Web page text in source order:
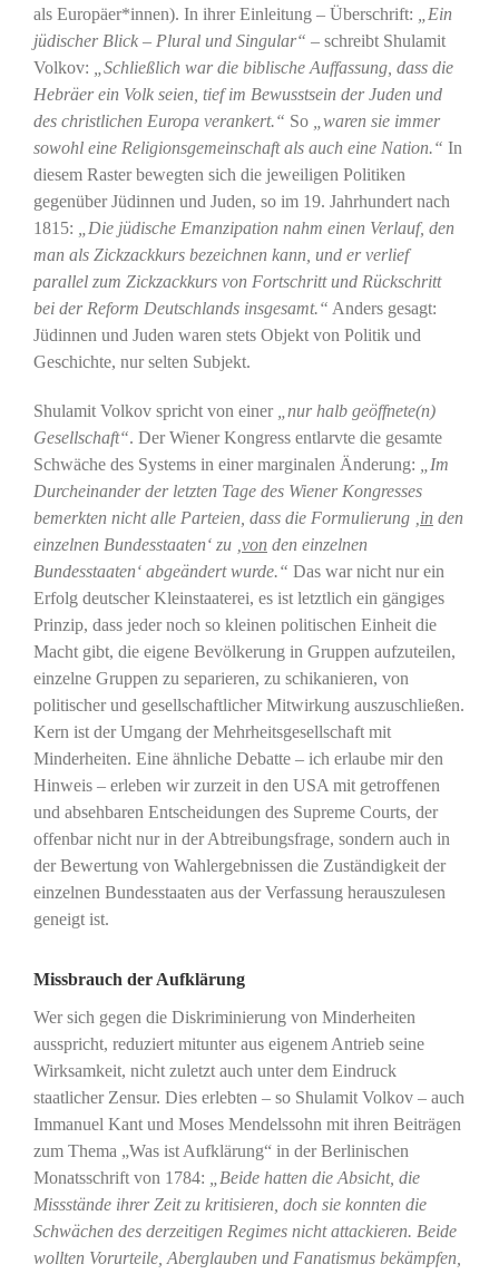
als Europäer*innen). In ihrer Einleitung – Überschrift:
„Ein
jüdischer Blick – Plural und Singular“ – schreibt Shulamit
Volkov:
„Schließlich war die biblische Auffassung, dass die
Hebräer ein Volk seien, tief im Bewusstsein der Juden und
des christlichen Europa verankert.“ So
„waren sie immer
sowohl eine Religionsgemeinschaft als auch eine Nation.“ In
diesem Raster bewegten sich die jeweiligen Politiken
gegenüber Jüdinnen und Juden, so im 19. Jahrhundert nach
1815:
„Die jüdische Emanzipation nahm einen Verlauf, den
man als Zickzackkurs bezeichnen kann, und er verlief
parallel zum Zickzackkurs von Fortschritt und Rückschritt
bei der Reform Deutschlands insgesamt.“ Anders gesagt:
Jüdinnen und Juden waren stets Objekt von Politik und
Geschichte, nur selten Subjekt.
Shulamit Volkov spricht von einer
„nur halb geöffnete(n)
Gesellschaft“. Der Wiener Kongress entlarvte die gesamte
Schwäche des Systems in einer marginalen Änderung:
„Im
Durcheinander der letzten Tage des Wiener Kongresses
bemerkten nicht alle Parteien, dass die Formulierung ‚ in den
einzelnen Bundesstaaten‘ zu ‚ von den einzelnen
Bundesstaaten‘ abgeändert wurde.“ Das war nicht nur ein
Erfolg deutscher Kleinstaaterei, es ist letztlich ein gängiges
Prinzip, dass jeder noch so kleinen politischen Einheit die
Macht gibt, die eigene Bevölkerung in Gruppen aufzuteilen,
einzelne Gruppen zu separieren, zu schikanieren, von
politischer und gesellschaftlicher Mitwirkung auszuschließen.
Kern ist der Umgang der Mehrheitsgesellschaft mit
Minderheiten. Eine ähnliche Debatte – ich erlaube mir den
Hinweis – erleben wir zurzeit in den USA mit getroffenen
und absehbaren Entscheidungen des Supreme Courts, der
offenbar nicht nur in der Abtreibungsfrage, sondern auch in
der Bewertung von Wahlergebnissen die Zuständigkeit der
einzelnen Bundesstaaten aus der Verfassung herauszulesen
geneigt ist.
Missbrauch der Aufklärung
Wer sich gegen die Diskriminierung von Minderheiten
ausspricht, reduziert mitunter aus eigenem Antrieb seine
Wirksamkeit, nicht zuletzt auch unter dem Eindruck
staatlicher Zensur. Dies erlebten – so Shulamit Volkov – auch
Immanuel Kant und Moses Mendelssohn mit ihren Beiträgen
zum Thema „Was ist Aufklärung“ in der Berlinischen
Monatsschrift von 1784:
„Beide hatten die Absicht, die
Missstände ihrer Zeit zu kritisieren, doch sie konnten die
Schwächen des derzeitigen Regimes nicht attackieren. Beide
wollten Vorurteile, Aberglauben und Fanatismus bekämpfen,